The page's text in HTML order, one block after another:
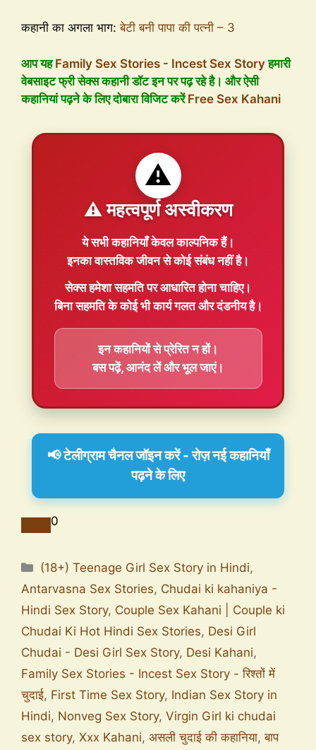
कहानी का अगला भाग:बेटी बनी पापा की पत्नी – 3
आप यहFamily Sex Stories - Incest Sex Storyहमारी
वेबसाइट फ्री सेक्स कहानी डॉट इन पर पढ़ रहे है। और ऐसी
कहानियां पढ़ने के लिए दोबारा विजिट करेंFree Sex Kahani
⚠️
⚠️ महत्वपूर्ण अस्वीकरण
ये सभी कहानियाँकेवल काल्पनिकहैं।
इनका वास्तविक जीवन से कोई संबंध नहीं है।
सेक्स हमेशासहमतिपर आधारित होना चाहिए।
बिना सहमति के कोई भी कार्य गलत और दंडनीय है।
इन कहानियों से प्रेरित न हों।
बस पढ़ें, आनंद लें और भूल जाएं।
📢 टेलीग्राम चैनल जॉइन करें - रोज़ नई कहानियाँ
पढ़ने के लिए
0
(18+) Teenage Girl Sex Story in Hindi,
Antarvasna Sex Stories, Chudai ki kahaniya -
Hindi Sex Story, Couple Sex Kahani | Couple ki
Chudai Ki Hot Hindi Sex Stories, Desi Girl
Chudai - Desi Girl Sex Story, Desi Kahani,
Family Sex Stories - Incest Sex Story - रिश्तों में
चुदाई, First Time Sex Story, Indian Sex Story in
Hindi, Nonveg Sex Story, Virgin Girl ki chudai
sex story, Xxx Kahani, असली चुदाई की कहानिया,बाप